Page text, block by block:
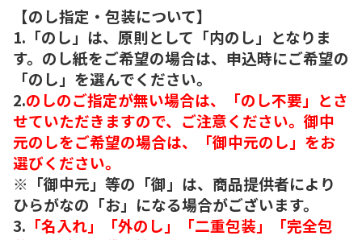
【のし指定・包装について】
1.「のし」は、原則として「内のし」となりま
す。のし紙をご希望の場合は、申込時にご希望の
「のし」を選んでください。
2.のしのご指定が無い場合は、「のし不要」とさ
せていただきますので、ご注意ください。御中
元のしをご希望の場合は、「御中元のし」をお
選びください。
※「御中元」等の「御」は、商品提供者により
ひらがなの「お」になる場合がございます。
3. 「名入れ」「外のし」「二重包装」「完全包